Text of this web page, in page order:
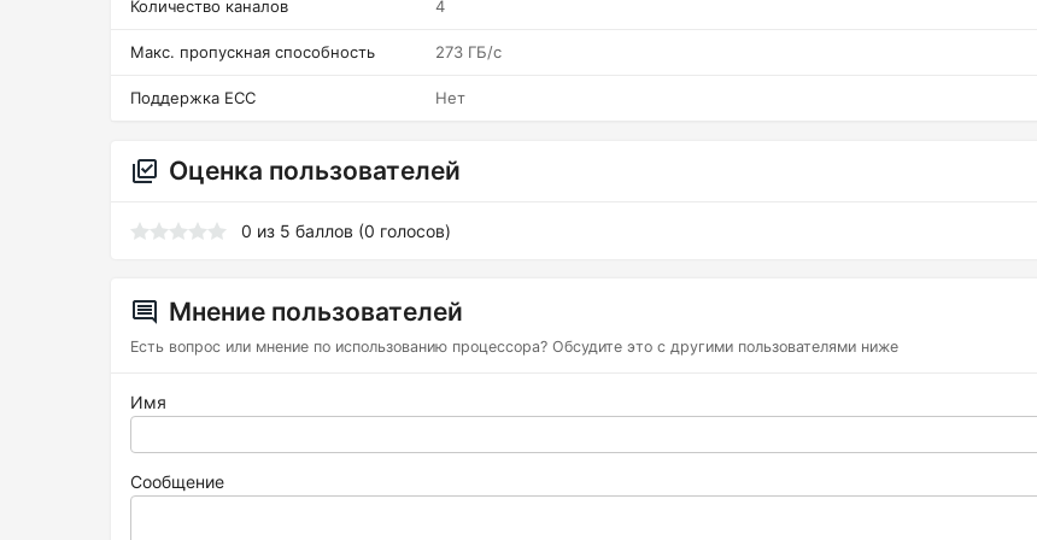
Количество каналов 4
Макс. пропускная способность 273 ГБ/c
Поддержка ECC Нет
Оценка пользователей
0 из 5 баллов (0 голосов)
Мнение пользователей
Есть вопрос или мнение по использованию процессора? Обсудите это с другими пользователями ниже
Имя
Сообщение